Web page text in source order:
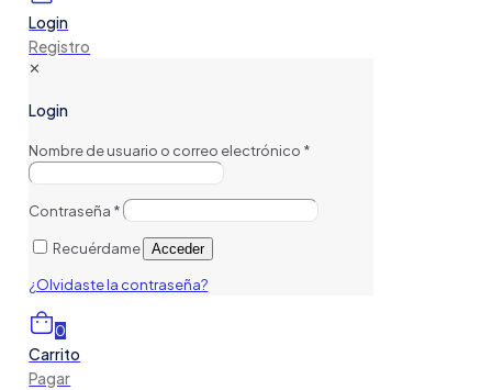
Login
Registro
✕
Login
Nombre de usuario o correo electrónico *
Contraseña *
Recuérdame Acceder
¿Olvidaste la contraseña?
0
Carrito
Pagar